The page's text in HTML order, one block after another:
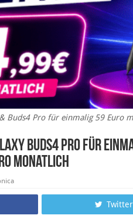
& Buds4 Pro für einmalig 59
Buds4 Pro für
monatlich
Twitter